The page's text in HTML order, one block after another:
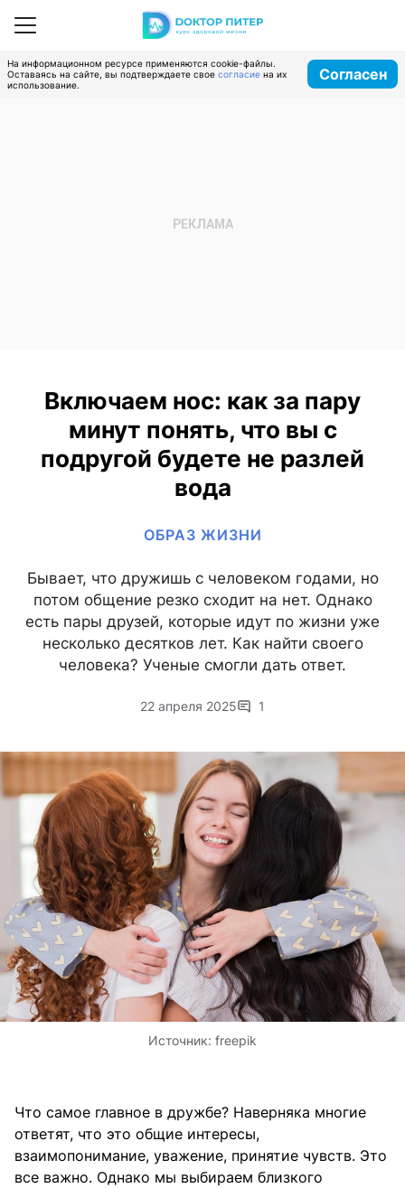
На информационном ресурсе применяются cookie-файлы.
Оставаясь на сайте, вы подтверждаете свое согласие на их
использование.
Согласен
Включаем нос: как за пару
минут понять, что вы с
подругой будете не разлей
вода
ОБРАЗ ЖИЗНИ
Бывает, что дружишь с человеком годами, но
потом общение резко сходит на нет. Однако
есть пары друзей, которые идут по жизни уже
несколько десятков лет. Как найти своего
человека? Ученые смогли дать ответ.
22 апреля 2025 1
Источник: freepik
Что самое главное в дружбе? Наверняка многие
ответят, что это общие интересы,
взаимопонимание, уважение, принятие чувств. Это
все важно. Однако мы выбираем близкого